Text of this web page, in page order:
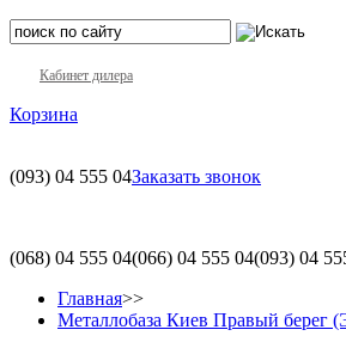
Кабинет дилера
Корзина
(093) 04 555 04Заказать звонок
(068) 04 555 04(066) 04 555 04(093) 04
Главная>>
Металлобаза Киев Правый берег